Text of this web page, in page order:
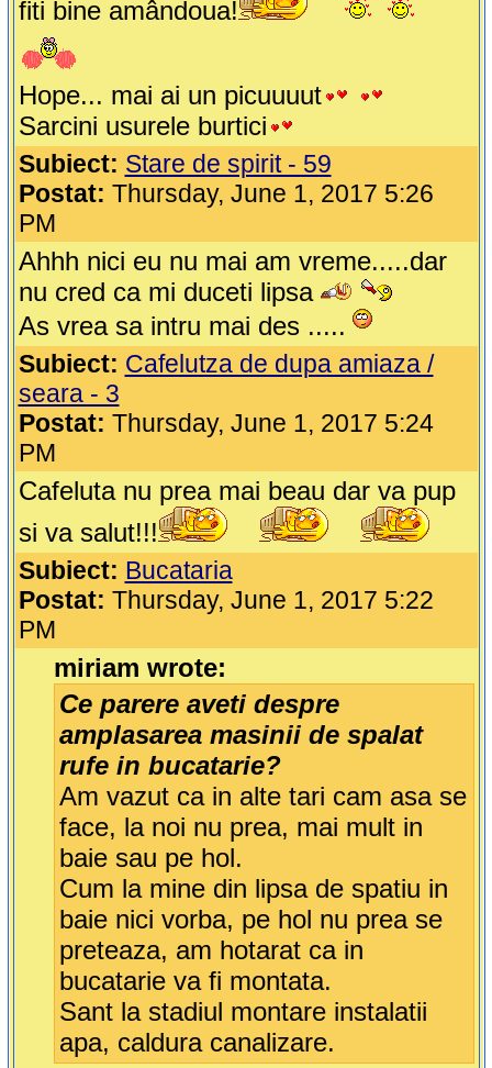
fiti bine amândoua!
Hope... mai ai un picuuuut
Sarcini usurele burtici
Subiect: Stare de spirit - 59
Postat: Thursday, June 1, 2017 5:26
PM
Ahhh nici eu nu mai am vreme.....dar
nu cred ca mi duceti lipsa
As vrea sa intru mai des .....
Subiect: Cafelutza de dupa amiaza /
seara - 3
Postat: Thursday, June 1, 2017 5:24
PM
Cafeluta nu prea mai beau dar va pup
si va salut!!!
Subiect: Bucataria
Postat: Thursday, June 1, 2017 5:22
PM
miriam wrote:
Ce parere aveti despre
amplasarea masinii de spalat
rufe in bucatarie?
Am vazut ca in alte tari cam asa se
face, la noi nu prea, mai mult in
baie sau pe hol.
Cum la mine din lipsa de spatiu in
baie nici vorba, pe hol nu prea se
preteaza, am hotarat ca in
bucatarie va fi montata.
Sant la stadiul montare instalatii
apa, caldura canalizare.